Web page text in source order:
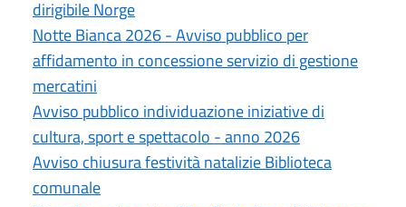
dirigibile Norge
Notte Bianca 2026 - Avviso pubblico per
affidamento in concessione servizio di gestione
mercatini
Avviso pubblico individuazione iniziative di
cultura, sport e spettacolo - anno 2026
Avviso chiusura festività natalizie Biblioteca
comunale